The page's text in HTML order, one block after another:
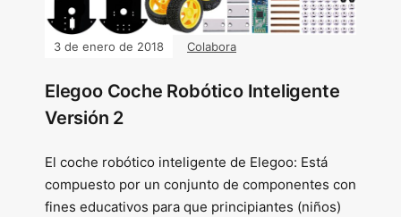
3 de enero de 2018 Colabora
Elegoo Coche Robótico Inteligente
Versión 2
El coche robótico inteligente de Elegoo: Está
compuesto por un conjunto de componentes con
fines educativos para que principiantes (niños)